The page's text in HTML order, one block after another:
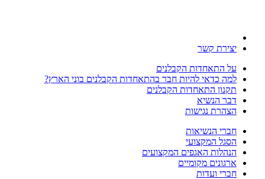
יצירת קשר
על התאחדות הקבלנים
למה כדאי להיות חבר בהתאחדות הקבלנים בוני הארץ?
תקנון התאחדות הקבלנים
דבר הנשיא
הצהרת נגישות
חברי הנשיאות
הסגל המקצועי
הנהלות האגפים המקצועים
ארגונים מקומיים
חברי ועדות